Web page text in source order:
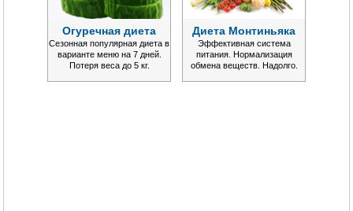
Огуречная диета
Сезонная популярная диета в
варианте меню на 7 дней.
Потеря веса до 5 кг.
Диета Монтиньяка
Эффективная система
питания. Нормализация
обмена веществ. Надолго.